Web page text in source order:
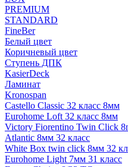
PREMIUM
STANDARD
FineBer
Белый цвет
Коричневый цвет
Ступень ДПК
KasierDeck
Ламинат
Kronospan
Castello Classic 32 класс 8мм
Eurohome Loft 32 класс 8мм
Victory Fiorentino Twin Click
Atlantic 8мм 32 класс
White Box twin click 8мм 32 кл
Eurohome Light 7мм 31 класс